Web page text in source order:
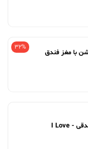
32%
با مغز فندق
میلکا کادویی 110 گرم فندقی - I Love